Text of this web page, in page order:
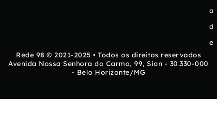
a
d
e
Rede 98 © 2021-2025 • Todos os direitos reservados
Avenida Nossa Senhora do Carmo, 99, Sion - 30.330-000
- Belo Horizonte/MG